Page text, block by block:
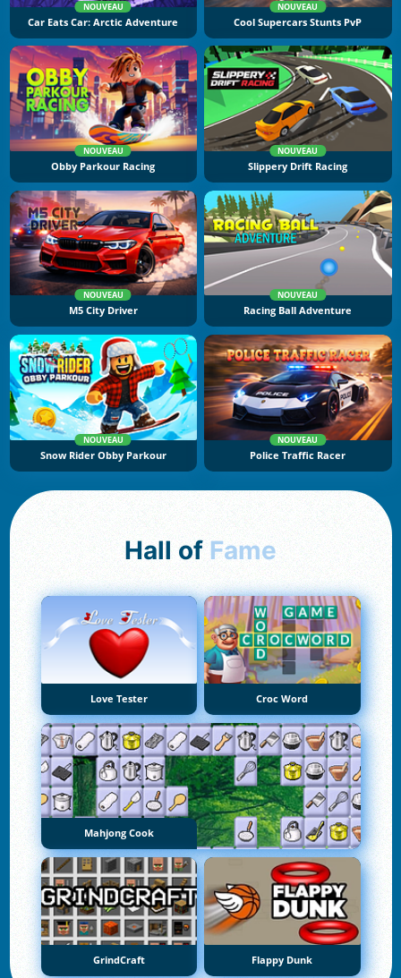
NOUVEAU
Car Eats Car: Arctic Adventure
NOUVEAU
Cool Supercars Stunts PvP
NOUVEAU
Obby Parkour Racing
NOUVEAU
Slippery Drift Racing
NOUVEAU
M5 City Driver
NOUVEAU
Racing Ball Adventure
NOUVEAU
Snow Rider Obby Parkour
NOUVEAU
Police Traffic Racer
Hall of Fame
Love Tester Croc Word
Mahjong Cook
GrindCraft Flappy Dunk